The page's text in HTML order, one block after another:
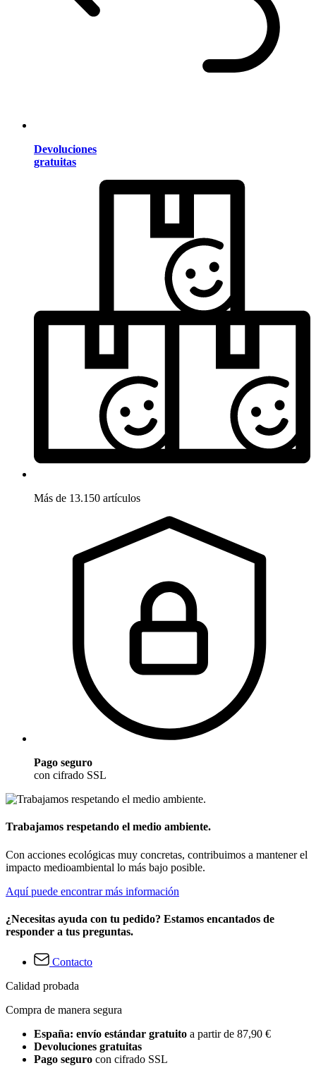
Devoluciones
gratuitas
Más de 13.150 artículos
Pago seguro
con cifrado SSL
Trabajamos respetando el medio ambiente.
Con acciones ecológicas muy concretas, contribuimos a mantener el
impacto medioambiental lo más bajo posible.
Aquí puede encontrar más información
¿Necesitas ayuda con tu pedido? Estamos encantados de
responder a tus preguntas.
Contacto
Calidad probada
Compra de manera segura
España: envío estándar gratuito a partir de 87,90 €
Devoluciones gratuitas
Pago seguro con cifrado SSL